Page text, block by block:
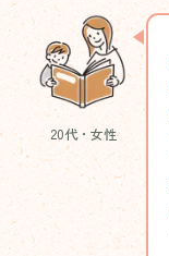
20代・女性